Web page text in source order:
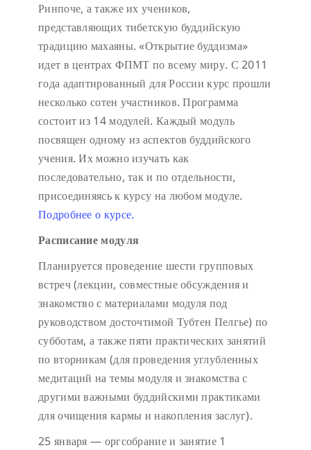
Ринпоче, а также их учеников,
представляющих тибетскую буддийскую
традицию махаяны. «Открытие буддизма»
идет в центрах ФПМТ по всему миру. С 2011
года адаптированный для России курс прошли
несколько сотен участников. Программа
состоит из 14 модулей. Каждый модуль
посвящен одному из аспектов буддийского
учения. Их можно изучать как
последовательно, так и по отдельности,
присоединяясь к курсу на любом модуле.
Подробнее о курсе.
Расписание модуля
Планируется проведение шести групповых
встреч (лекции, совместные обсуждения и
знакомство с материалами модуля под
руководством досточтимой Тубтен Пелгье) по
субботам, а также пяти практических занятий
по вторникам (для проведения углубленных
медитаций на темы модуля и знакомства с
другими важными буддийскими практиками
для очищения кармы и накопления заслуг).
25 января — оргсобрание и занятие 1